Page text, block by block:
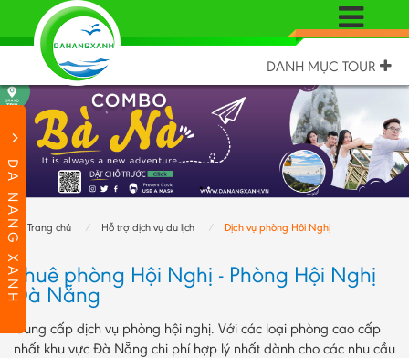
DANH MỤC TOUR
DA NANG XANH Trang chủ Hỗ trợ dịch vụ du lịch Dịch vụ phòng Hôi Nghị
Thuê phòng Hội Nghị - Phòng Hội Nghị
Đà Nẵng
Cung cấp dịch vụ phòng hội nghị. Với các loại phòng cao cấp
nhất khu vực Đà Nẵng chi phí hợp lý nhất dành cho các nhu cầu